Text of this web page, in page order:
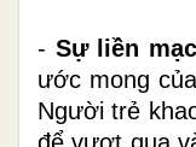
- Sự liền
ước mong
Người trẻ
để vượt qua